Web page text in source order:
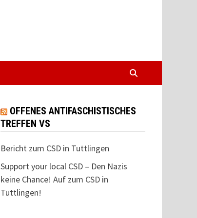
OFFENES ANTIFASCHISTISCHES
TREFFEN VS
Bericht zum CSD in Tuttlingen
Support your local CSD – Den Nazis
keine Chance! Auf zum CSD in
Tuttlingen!